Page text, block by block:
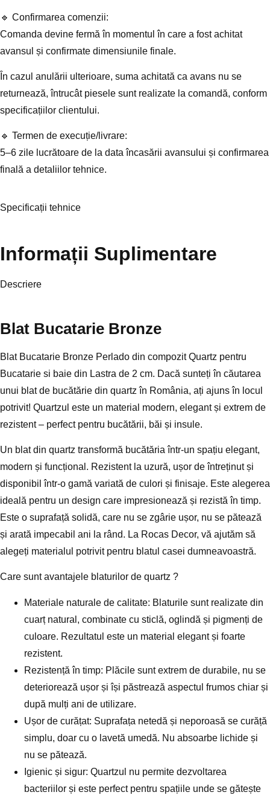
🔹 Confirmarea comenzii:
Comanda devine fermă în momentul în care a fost achitat
avansul și confirmate dimensiunile finale.
În cazul anulării ulterioare, suma achitată ca avans nu se
returnează, întrucât piesele sunt realizate la comandă, conform
specificațiilor clientului.
🔹 Termen de execuție/livrare:
5–6 zile lucrătoare de la data încasării avansului și confirmarea
finală a detaliilor tehnice.
Specificații tehnice
Informații Suplimentare
Descriere
Blat Bucatarie Bronze
Blat Bucatarie Bronze Perlado din compozit Quartz pentru
Bucatarie si baie din Lastra de 2 cm. Dacă sunteți în căutarea
unui blat de bucătărie din quartz în România, ați ajuns în locul
potrivit! Quartzul este un material modern, elegant și extrem de
rezistent – perfect pentru bucătării, băi și insule.
Un blat din quartz transformă bucătăria într-un spațiu elegant,
modern și funcțional. Rezistent la uzură, ușor de întreținut și
disponibil într-o gamă variată de culori și finisaje. Este alegerea
ideală pentru un design care impresionează și rezistă în timp.
Este o suprafață solidă, care nu se zgârie ușor, nu se pătează
și arată impecabil ani la rând. La Rocas Decor, vă ajutăm să
alegeți materialul potrivit pentru blatul casei dumneavoastră.
Care sunt avantajele blaturilor de quartz ?
Materiale naturale de calitate: Blaturile sunt realizate din
cuarț natural, combinate cu sticlă, oglindă și pigmenți de
culoare. Rezultatul este un material elegant și foarte
rezistent.
Rezistență în timp: Plăcile sunt extrem de durabile, nu se
deteriorează ușor și își păstrează aspectul frumos chiar și
după mulți ani de utilizare.
Ușor de curățat: Suprafața netedă și neporoasă se curăță
simplu, doar cu o lavetă umedă. Nu absoarbe lichide și
nu se pătează.
Igienic și sigur: Quartzul nu permite dezvoltarea
bacteriilor și este perfect pentru spațiile unde se gătește